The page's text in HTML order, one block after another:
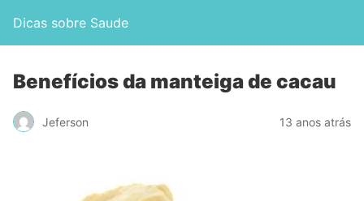
Dicas sobre Saude
Benefícios da manteiga de cacau
Jeferson 13 anos atrás